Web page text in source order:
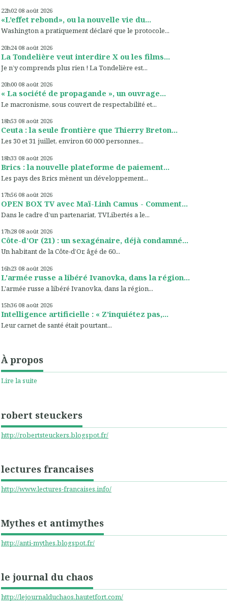
22h02 08 août 2026
«L’effet rebond», ou la nouvelle vie du...
Washington a pratiquement déclaré que le protocole...
20h24 08 août 2026
La Tondelière veut interdire X ou les films...
Je n’y comprends plus rien ! La Tondelière est...
20h00 08 août 2026
« La société de propagande », un ouvrage...
Le macronisme, sous couvert de respectabilité et...
18h53 08 août 2026
Ceuta : la seule frontière que Thierry Breton...
Les 30 et 31 juillet, environ 60 000 personnes...
18h33 08 août 2026
Brics : la nouvelle plateforme de paiement...
Les pays des Brics mènent un développement...
17h56 08 août 2026
OPEN BOX TV avec Maï-Linh Camus - Comment...
Dans le cadre d’un partenariat, TVLibertés a le...
17h28 08 août 2026
Côte-d’Or (21) : un sexagénaire, déjà condamné...
Un habitant de la Côte-d’Or, âgé de 60...
16h23 08 août 2026
L'armée russe a libéré Ivanovka, dans la région...
L'armée russe a libéré Ivanovka, dans la région...
15h36 08 août 2026
Intelligence artificielle : « Z’inquiétez pas,...
Leur carnet de santé était pourtant...
À propos
Lire la suite
robert steuckers
http://robertsteuckers.blogspot.fr/
lectures francaises
http://www.lectures-francaises.info/
Mythes et antimythes
http://anti-mythes.blogspot.fr/
le journal du chaos
http://lejournalduchaos.hautetfort.com/